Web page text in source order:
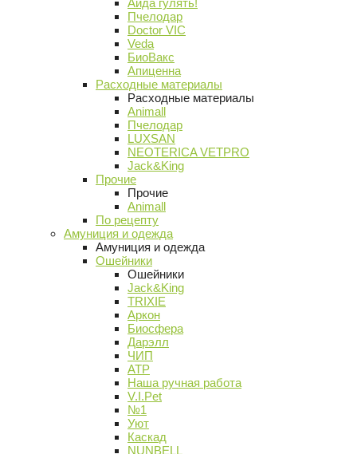
Айда гулять!
Пчелодар
Doctor VIC
Veda
БиоВакс
Апиценна
Расходные материалы
Расходные материалы
Animall
Пчелодар
LUXSAN
NEOTERICA VETPRO
Jack&King
Прочие
Прочие
Animall
По рецепту
Амуниция и одежда
Амуниция и одежда
Ошейники
Ошейники
Jack&King
TRIXIE
Аркон
Биосфера
Дарэлл
ЧИП
АТР
Наша ручная работа
V.I.Pet
№1
Уют
Каскад
NUNBELL